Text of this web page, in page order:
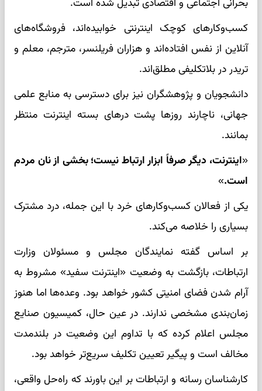
کسب‌وکارهای کوچک اینترنتی خوابیده‌اند، فروشگاه‌های
آنلاین از نفس افتاده‌اند و هزاران فریلنسر، مترجم، معلم و
تریدر در بلاتکلیفی مطلق‌اند.
دانشجویان و پژوهشگران نیز برای دسترسی به منابع علمی
جهانی، ناچارند روزها پشت درهای بسته اینترنت منتظر
بمانند.
«اینترنت، دیگر صرفاً ابزار ارتباط نیست؛ بخشی از نان مردم
است.»
یکی از فعالان کسب‌وکارهای خرد با این جمله، درد مشترک
بسیاری را خلاصه می‌کند.
بر اساس گفته نمایندگان مجلس و مسئولان وزارت
ارتباطات، بازگشت به وضعیت «اینترنت سفید» مشروط به
آرام شدن فضای امنیتی کشور خواهد بود. وعده‌ها اما هنوز
زمان‌بندی مشخصی ندارند. در عین حال، کمیسیون صنایع
مجلس اعلام کرده که با تداوم این وضعیت در بلندمدت
مخالف است و پیگیر تعیین تکلیف سریع‌تر خواهد بود.
کارشناسان رسانه و ارتباطات بر این باورند که راه‌حل واقعی،